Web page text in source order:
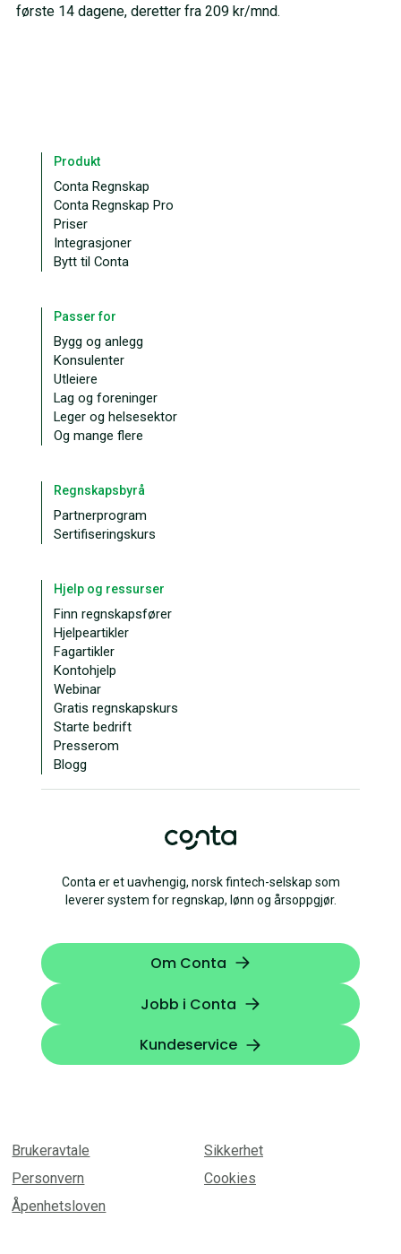
første 14 dagene, deretter fra 209 kr/mnd.
Conta er et uavhengig, norsk fintech-selskap som
leverer system for regnskap, lønn og årsoppgjør.
Om Conta
Jobb i Conta
Kundeservice
Produkt
Conta Regnskap
Conta Regnskap Pro
Priser
Integrasjoner
Bytt til Conta
Passer for
Bygg og anlegg
Konsulenter
Utleiere
Lag og foreninger
Leger og helsesektor
Og mange flere
Regnskapsbyrå
Partnerprogram
Sertifiseringskurs
Hjelp og ressurser
Finn regnskapsfører
Hjelpeartikler
Fagartikler
Kontohjelp
Webinar
Gratis regnskapskurs
Starte bedrift
Presserom
Blogg
Brukeravtale
Sikkerhet
Personvern
Cookies
Åpenhetsloven